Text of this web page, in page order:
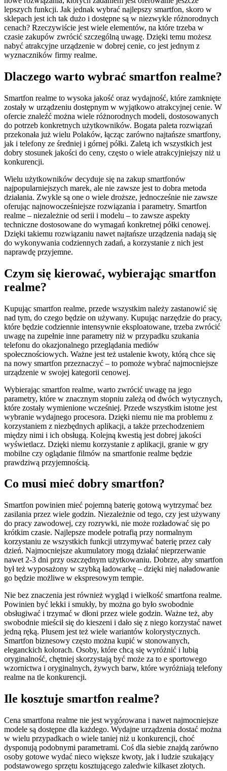
lepszych funkcji. Jak jednak wybrać najlepszy smartfon, skoro w
sklepach jest ich tak dużo i dostępne są w niezwykle różnorodnych
cenach? Rzeczywiście jest wiele elementów, na które trzeba w
czasie zakupów zwrócić szczególną uwagę. Dzięki temu możesz
nabyć atrakcyjne urządzenie w dobrej cenie, co jest jednym z
wyznaczników firmy realme.
Dlaczego warto wybrać smartfon realme?
Smartfon realme to wysoka jakość oraz wydajność, które zamknięte
zostały w urządzeniu dostępnym w wyjątkowo atrakcyjnej cenie. W
ofercie znaleźć można wiele różnorodnych modeli, dostosowanych
do potrzeb konkretnych użytkowników. Bogata paleta rozwiązań
przekonała już wielu Polaków, łącząc zarówno najtańsze smartfony,
jak i telefony ze średniej i górnej półki. Zaletą ich wszystkich jest
dobry stosunek jakości do ceny, często o wiele atrakcyjniejszy niż u
konkurencji.
Wielu użytkowników decyduje się na zakup smartfonów
najpopularniejszych marek, ale nie zawsze jest to dobra metoda
działania. Zwykle są one o wiele droższe, jednocześnie nie zawsze
oferując najnowocześniejsze rozwiązania i parametry. Smartfon
realme – niezależnie od serii i modelu – to zawsze aspekty
techniczne dostosowane do wymagań konkretnej półki cenowej.
Dzięki takiemu rozwiązaniu nawet najtańsze urządzenia nadają się
do wykonywania codziennych zadań, a korzystanie z nich jest
naprawdę przyjemne.
Czym się kierować, wybierając smartfon
realme?
Kupując smartfon realme, przede wszystkim należy zastanowić się
nad tym, do czego będzie on używany. Kupując narzędzie do pracy,
które będzie codziennie intensywnie eksploatowane, trzeba zwrócić
uwagę na zupełnie inne parametry niż w przypadku szukania
telefonu do okazjonalnego przeglądania mediów
społecznościowych. Ważne jest też ustalenie kwoty, którą chce się
na nowy smartfon przeznaczyć – to pomoże wybrać najmocniejsze
urządzenie w swojej kategorii cenowej.
Wybierając smartfon realme, warto zwrócić uwagę na jego
parametry, które w znacznym stopniu zależą od dwóch wytycznych,
które zostały wymienione wcześniej. Przede wszystkim istotne jest
wybranie wydajnego procesora. Dzięki niemu nie ma problemu z
korzystaniem z niezbędnych aplikacji, a także przechodzeniem
między nimi i ich obsługą. Kolejną kwestią jest dobrej jakości
wyświetlacz. Dzięki niemu korzystanie z aplikacji, granie w gry
mobilne czy oglądanie filmów na smartfonie realme będzie
prawdziwą przyjemnością.
Co musi mieć dobry smartfon?
Smartfon powinien mieć pojemną baterię gotową wytrzymać bez
zasilania przez wiele godzin. Niezależnie od tego, czy jest używany
do pracy zawodowej, czy rozrywki, nie może rozładować się po
krótkim czasie. Najlepsze modele potrafią przy normalnym
korzystaniu ze wszystkich funkcji utrzymywać baterię przez cały
dzień. Najmocniejsze akumulatory mogą działać nieprzerwanie
nawet 2-3 dni przy oszczędnym użytkowaniu. Dobrze, aby smartfon
był też wyposażony w szybką ładowarkę – dzięki niej naładowanie
go będzie możliwe w ekspresowym tempie.
Nie bez znaczenia jest również wygląd i wielkość smartfona realme.
Powinien być lekki i smukły, by można go było swobodnie
obsługiwać i trzymać w dłoni przez wiele godzin. Ważne też, aby
swobodnie mieścił się do kieszeni i dało się z niego korzystać nawet
jedną ręką. Plusem jest też wiele wariantów kolorystycznych.
Smartfon biznesowy często można kupić w stonowanych,
eleganckich kolorach. Osoby, które chcą się wyróżnić i lubią
oryginalność, chętniej skorzystają być może za to e sportowego
wzornictwa i oryginalnych, żywych barw, które wyróżniają telefony
realme na tle konkurencji.
Ile kosztuje smartfon realme?
Cena smartfona realme nie jest wygórowana i nawet najmocniejsze
modele są dostępne dla każdego. Wydajne urządzenia dostać można
w wielu przypadkach o wiele taniej niż u konkurencji, choć
dysponują podobnymi parametrami. Coś dla siebie znajdą zarówno
osoby gotowe wydać nieco większe kwoty, jak i ludzie szukający
podstawowego sprzętu kosztującego zaledwie kilkaset złotych.